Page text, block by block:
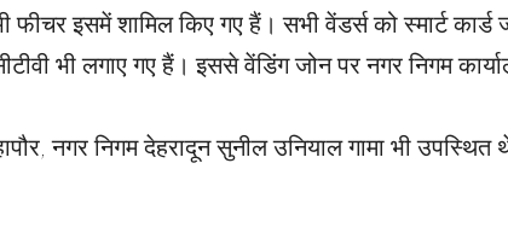
इसमें शामिल किए गए हैं। सभी वेंडर्स को स्मार्ट कार्ड
भी लगाए गए हैं। इससे वेंडिंग जोन पर नगर निगम
नगर निगम देहरादून सुनील उनियाल गामा भी उपस्थित